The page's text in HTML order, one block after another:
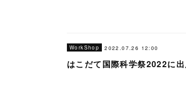
WorkShop 2022.07.26 12:00
はこだて国際科学祭2022に出